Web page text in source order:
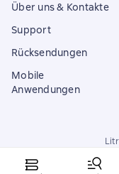
Über uns & Kontakte
Support
Rücksendungen
Mobile
Anwendungen